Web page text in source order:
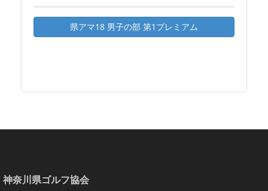
県アマ18 男子の部 第1プレミアム
神奈川県ゴルフ協会